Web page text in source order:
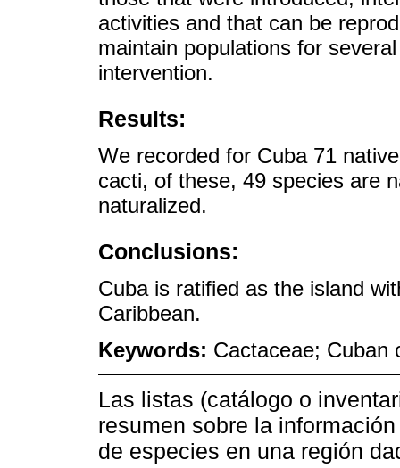
activities and that can be
maintain populations for
intervention.
Results:
We recorded for Cuba 71
cacti, of these, 49 species are
naturalized.
Conclusions:
Cuba is ratified as the island
Caribbean.
Keywords: Cactaceae; Cuban
Las listas (catálogo o
resumen sobre la
de especies en una región